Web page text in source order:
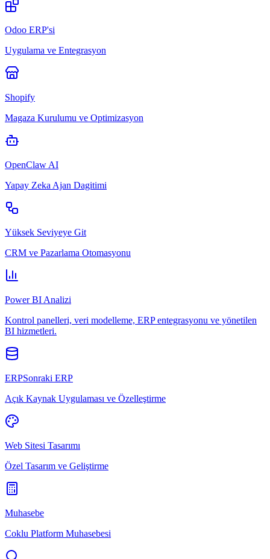
Odoo ERP'si
Uygulama ve Entegrasyon
Shopify
Magaza Kurulumu ve Optimizasyon
OpenClaw AI
Yapay Zeka Ajan Dagitimi
Yüksek Seviyeye Git
CRM ve Pazarlama Otomasyonu
Power BI Analizi
Kontrol panelleri, veri modelleme, ERP entegrasyonu ve yönetilen
BI hizmetleri.
ERPSonraki ERP
Açık Kaynak Uygulaması ve Özelleştirme
Web Sitesi Tasarımı
Özel Tasarım ve Geliştirme
Muhasebe
Coklu Platform Muhasebesi